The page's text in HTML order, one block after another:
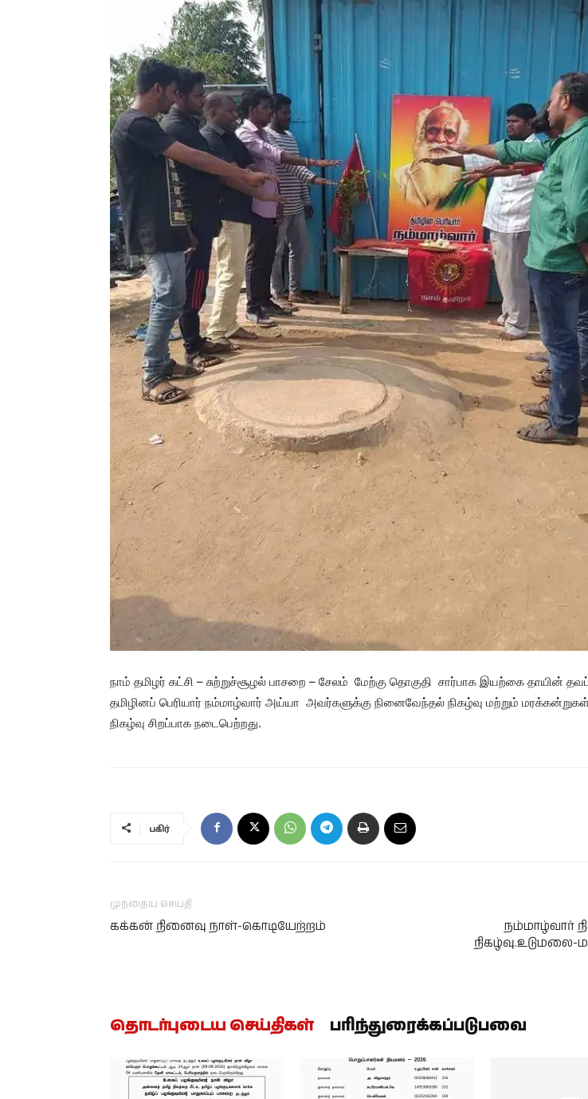
நாம் தமிழர் கட்சி – சுற்றுச்சூழல் பாசறை – சேலம் மேற்கு தொகுதி சார்பாக இயற்கை தாயின்
தமிழினப் பெரியார் நம்மாழ்வார் அய்யா அவர்களுக்கு நினைவேந்தல் நிகழ்வு மற்றும்
நிகழ்வு சிறப்பாக நடைபெற்றது.
பகிர்
முந்தைய செய்தி
கக்கன் நினைவு நாள்-கொடியேற்றம்
நம்மாழ்வார்
நிகழ்வு.உடுமலை-
தொடர்புடைய செய்திகள் பரிந்துரைக்கப்படுபவை